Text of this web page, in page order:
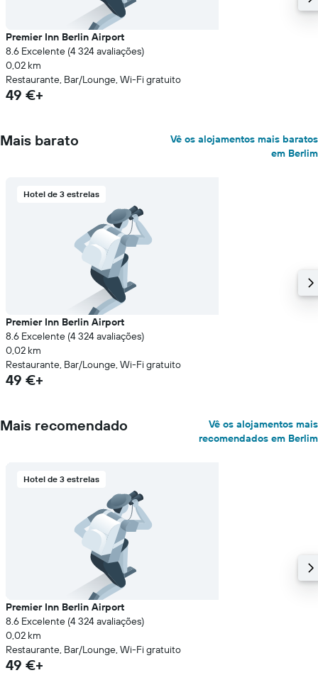
Premier Inn Berlin Airport
8.6 Excelente (4 324 avaliações)
0,02 km
Restaurante, Bar/Lounge, Wi-Fi gratuito
49 €+
Mais barato
Vê os alojamentos mais baratos
em Berlim
Hotel de 3 estrelas
Premier Inn Berlin Airport
8.6 Excelente (4 324 avaliações)
0,02 km
Restaurante, Bar/Lounge, Wi-Fi gratuito
49 €+
Mais recomendado
Vê os alojamentos mais
recomendados em Berlim
Hotel de 3 estrelas
Premier Inn Berlin Airport
8.6 Excelente (4 324 avaliações)
0,02 km
Restaurante, Bar/Lounge, Wi-Fi gratuito
49 €+